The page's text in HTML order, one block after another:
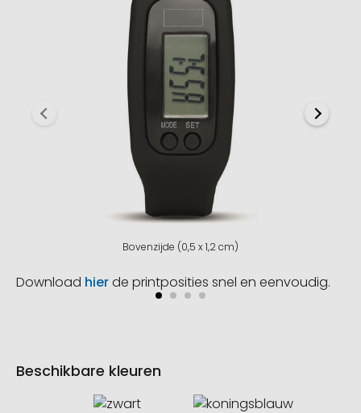
Bovenzijde (0,5 x 1,2 cm)
Download hierde printposities snel en eenvoudig.
Beschikbare kleuren